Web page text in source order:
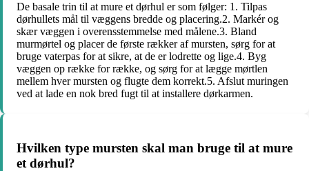
De basale trin til at mure et dørhul er som følger: 1. Tilpas
dørhullets mål til væggens bredde og placering.2. Markér og
skær væggen i overensstemmelse med målene.3. Bland
murmørtel og placer de første rækker af mursten, sørg for at
bruge vaterpas for at sikre, at de er lodrette og lige.4. Byg
væggen op række for række, og sørg for at lægge mørtlen
mellem hver mursten og flugte dem korrekt.5. Afslut muringen
ved at lade en nok bred fugt til at installere dørkarmen.
Hvilken type mursten skal man bruge til at mure
et dørhul?